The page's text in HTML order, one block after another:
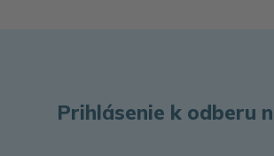
Prihlásenie k odberu